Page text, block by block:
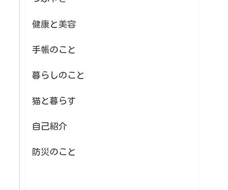
健康と美容
手帳のこと
暮らしのこと
猫と暮らす
自己紹介
防災のこと